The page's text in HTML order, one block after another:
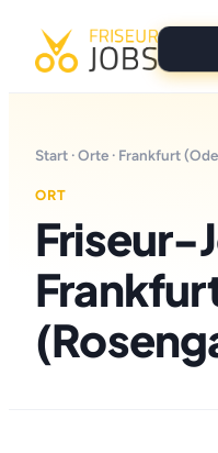
Für Bewerber
Marken
News
Start ·Orte · Frankfurt
ORT
Friseur-